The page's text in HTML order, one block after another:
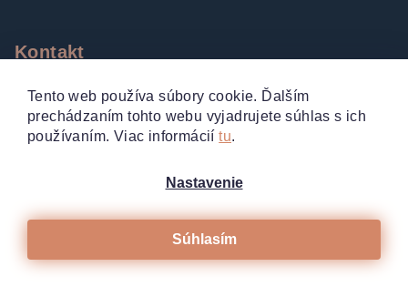
Tento web používa súbory cookie. Ďalším
prechádzaním tohto webu vyjadrujete súhlas s ich
používaním. Viac informáciítu.
Nastavenie
Súhlasím
Kontakt
VAŠE MANIKÚRY.SK
+420 777205566
obchod@vasemanikury.sk